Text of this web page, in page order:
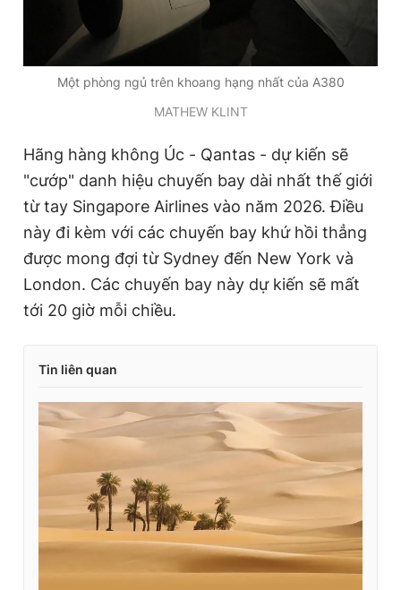
Một phòng ngủ trên khoang hạng nhất của A380
MATHEW KLINT
Hãng hàng không Úc - Qantas - dự kiến sẽ
"cướp" danh hiệu chuyến bay dài nhất thế giới
từ tay Singapore Airlines vào năm 2026. Điều
này đi kèm với các chuyến bay khứ hồi thẳng
được mong đợi từ Sydney đến New York và
London. Các chuyến bay này dự kiến sẽ mất
tới 20 giờ mỗi chiều.
Tin liên quan